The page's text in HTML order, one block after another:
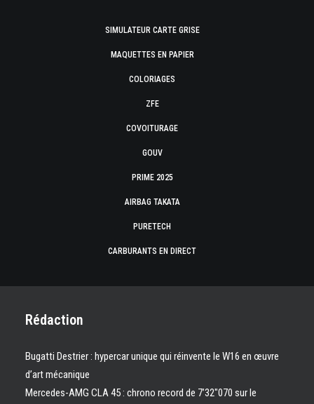
SIMULATEUR CARTE GRISE
MAQUETTES EN PAPIER
COLORIAGES
ZFE
COVOITURAGE
GOUV
PRIME 2025
AIRBAG TAKATA
PURETECH
CARBURANTS EN DIRECT
Rédaction
Bugatti Destrier : hypercar unique qui réinvente le W16 en œuvre
d’art mécanique
Mercedes-AMG CLA 45 : chrono record de 7’32″070 sur le